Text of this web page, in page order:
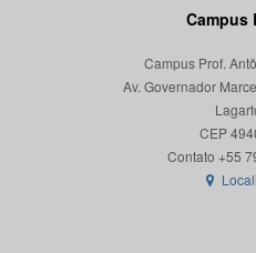
Campus
Campus Prof.
Av. Governador
CEP